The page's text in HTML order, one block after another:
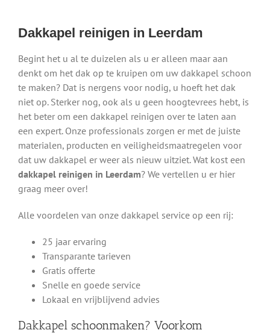
Dakkapel reinigen in Leerdam
Begint het u al te duizelen als u er alleen maar aan
denkt om het dak op te kruipen om uw dakkapel schoon
te maken? Dat is nergens voor nodig, u hoeft het dak
niet op. Sterker nog, ook als u geen hoogtevrees hebt, is
het beter om een dakkapel reinigen over te laten aan
een expert. Onze professionals zorgen er met de juiste
materialen, producten en veiligheidsmaatregelen voor
dat uw dakkapel er weer als nieuw uitziet. Wat kost een
dakkapel reinigen in Leerdam? We vertellen u er hier
graag meer over!
Alle voordelen van onze dakkapel service op een rij:
25 jaar ervaring
Transparante tarieven
Gratis offerte
Snelle en goede service
Lokaal en vrijblijvend advies
Dakkapel schoonmaken? Voorkom